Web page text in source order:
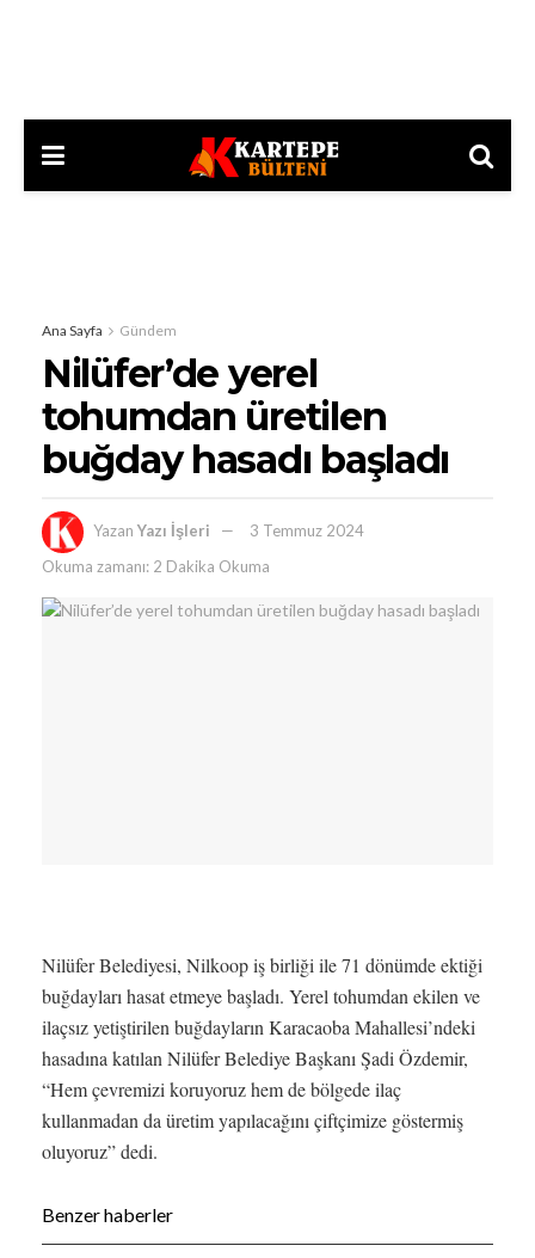
Ana Sayfa Gündem
Nilüfer’de yerel
tohumdan üretilen
buğday hasadı başladı
Yazan Yazı İşleri
3 Temmuz 2024
Okuma zamanı: 2 Dakika Okuma
Nilüfer Belediyesi, Nilkoop iş birliği ile 71 dönümde ektiği
buğdayları hasat etmeye başladı. Yerel tohumdan ekilen ve
ilaçsız yetiştirilen buğdayların Karacaoba Mahallesi’ndeki
hasadına katılan Nilüfer Belediye Başkanı Şadi Özdemir,
“Hem çevremizi koruyoruz hem de bölgede ilaç
kullanmadan da üretim yapılacağını çiftçimize göstermiş
oluyoruz” dedi.
Benzer haberler